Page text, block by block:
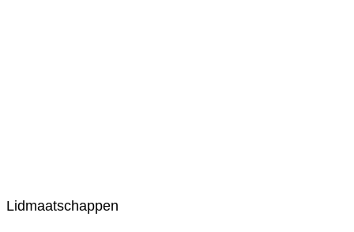
Lidmaatschappen